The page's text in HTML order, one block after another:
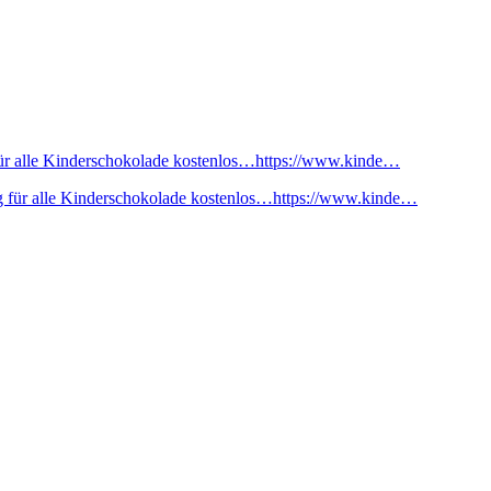
alle Kinderschokolade kostenlos…https://www.kinde…
für alle Kinderschokolade kostenlos…https://www.kinde…